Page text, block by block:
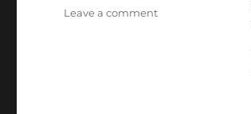
Leave a commenton